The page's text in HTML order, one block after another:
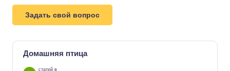
Задать свой вопрос
Домашняя птица
статей в